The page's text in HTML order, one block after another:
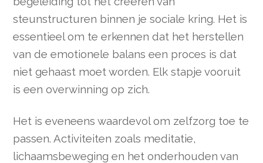
steunstructuren binnen je sociale kring. Het is
essentieel om te erkennen dat het herstellen
van de emotionele balans een proces is dat
niet gehaast moet worden. Elk stapje vooruit
is een overwinning op zich.
Het is eveneens waardevol om zelfzorg toe te
passen. Activiteiten zoals meditatie,
lichaamsbeweging en het onderhouden van